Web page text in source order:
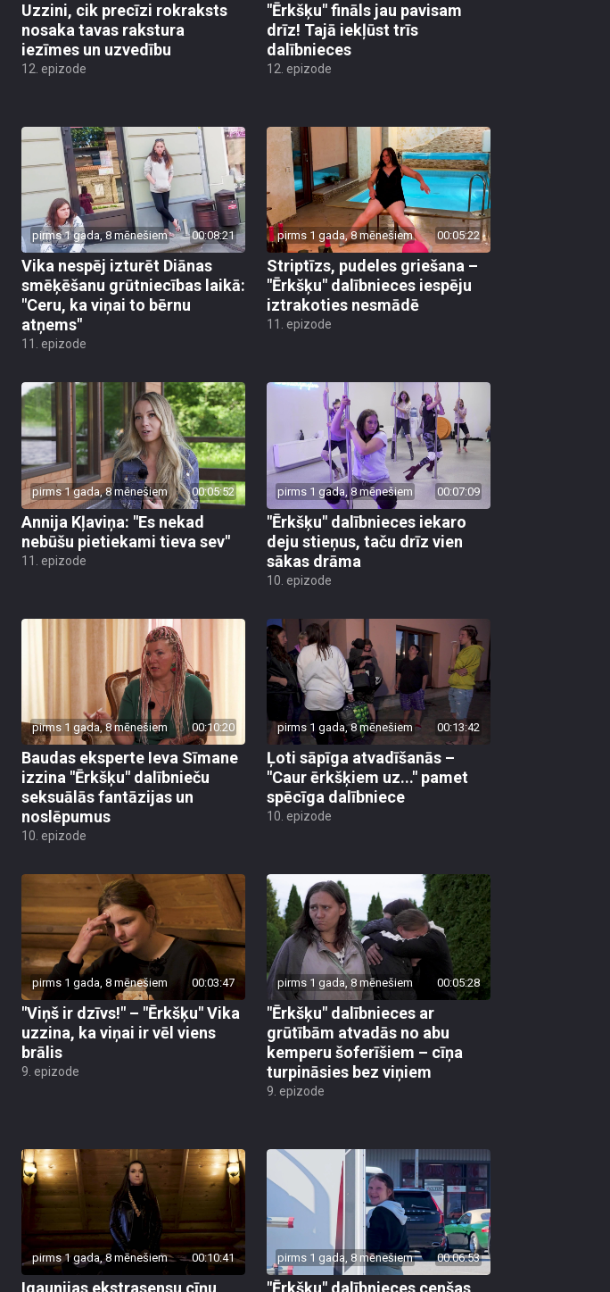
Uzzini, cik precīzi rokraksts
nosaka tavas rakstura
iezīmes un uzvedību
12. epizode
"Ērkšķu" fināls jau pavisam
drīz! Tajā iekļūst trīs
dalībnieces
12. epizode
pirms 1 gada, 8 mēnešiem 00:08:21
Vika nespēj izturēt Diānas
smēķēšanu grūtniecības laikā:
"Ceru, ka viņai to bērnu
atņems"
11. epizode
pirms 1 gada, 8 mēnešiem 00:05:22
Striptīzs, pudeles griešana –
"Ērkšķu" dalībnieces iespēju
iztrakoties nesmādē
11. epizode
pirms 1 gada, 8 mēnešiem 00:05:52
Annija Kļaviņa: "Es nekad
nebūšu pietiekami tieva sev"
11. epizode
pirms 1 gada, 8 mēnešiem 00:07:09
"Ērkšķu" dalībnieces iekaro
deju stieņus, taču drīz vien
sākas drāma
10. epizode
pirms 1 gada, 8 mēnešiem 00:10:20
Baudas eksperte Ieva Sīmane
izzina "Ērkšķu" dalībnieču
seksuālās fantāzijas un
noslēpumus
10. epizode
pirms 1 gada, 8 mēnešiem 00:13:42
Ļoti sāpīga atvadīšanās –
"Caur ērkšķiem uz..." pamet
spēcīga dalībniece
10. epizode
pirms 1 gada, 8 mēnešiem 00:03:47
"Viņš ir dzīvs!" – "Ērkšķu" Vika
uzzina, ka viņai ir vēl viens
brālis
9. epizode
pirms 1 gada, 8 mēnešiem 00:05:28
"Ērkšķu" dalībnieces ar
grūtībām atvadās no abu
kemperu šoferīšiem – cīņa
turpināsies bez viņiem
9. epizode
pirms 1 gada, 8 mēnešiem 00:10:41
Igaunijas ekstrasensu cīņu
pirms 1 gada, 8 mēnešiem 00:06:53
"Ērkšķu" dalībnieces cenšas